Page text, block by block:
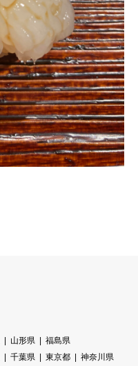
山形県
福島県
千葉県 東京都
神奈川県